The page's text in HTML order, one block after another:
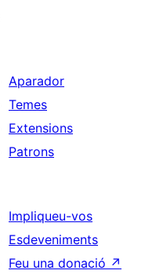
Aparador
Temes
Extensions
Patrons
Impliqueu-vos
Esdeveniments
Feu una donació ↗